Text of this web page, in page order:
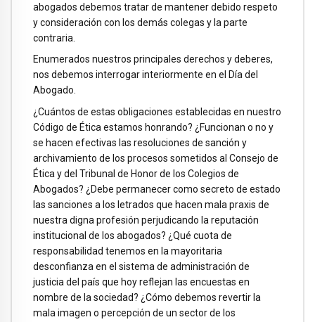
abogados debemos tratar de mantener debido respeto
y consideración con los demás colegas y la parte
contraria.
Enumerados nuestros principales derechos y deberes,
nos debemos interrogar interiormente en el Día del
Abogado.
¿Cuántos de estas obligaciones establecidas en nuestro
Código de Ética estamos honrando? ¿Funcionan o no y
se hacen efectivas las resoluciones de sanción y
archivamiento de los procesos sometidos al Consejo de
Ética y del Tribunal de Honor de los Colegios de
Abogados? ¿Debe permanecer como secreto de estado
las sanciones a los letrados que hacen mala praxis de
nuestra digna profesión perjudicando la reputación
institucional de los abogados? ¿Qué cuota de
responsabilidad tenemos en la mayoritaria
desconfianza en el sistema de administración de
justicia del país que hoy reflejan las encuestas en
nombre de la sociedad? ¿Cómo debemos revertir la
mala imagen o percepción de un sector de los